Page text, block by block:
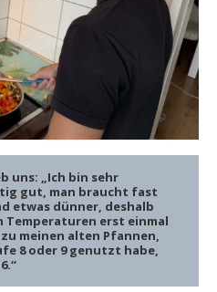
uns: „Ich bin sehr
gut, man braucht fast
etwas dünner, deshalb
Temperaturen erst einmal
meinen alten Pfannen,
8 oder 9 genutzt habe,